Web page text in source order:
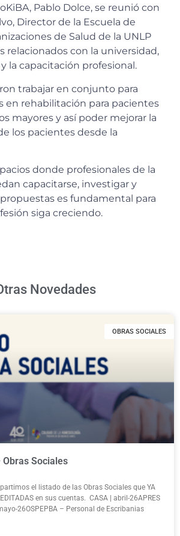
Pablo Dolce, se reunió con
Director de la Escuela de
de Salud de la UNLP
relacionados con la universidad,
la capacitación profesional.
trabajar en conjunto para
en rehabilitación para pacientes
mayores y así poder mejorar la
los pacientes desde la
donde profesionales de la
capacitarse, investigar y
es fundamental para
siga creciendo.
Novedades
OBRAS SOCIALES
Sociales
el listado de las Obras Sociales que YA
en sus cuentas. CASA | abril-26APRES
26OSPEPBA – Personal de Escribanias